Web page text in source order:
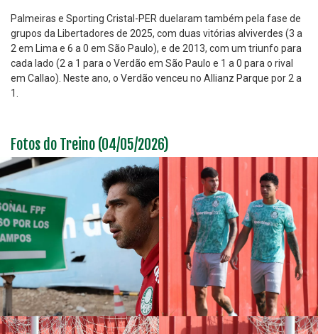
Palmeiras e Sporting Cristal-PER duelaram também pela fase de
grupos da Libertadores de 2025, com duas vitórias alviverdes (3 a
2 em Lima e 6 a 0 em São Paulo), e de 2013, com um triunfo para
cada lado (2 a 1 para o Verdão em São Paulo e 1 a 0 para o rival
em Callao). Neste ano, o Verdão venceu no Allianz Parque por 2 a
1.
Fotos do Treino (04/05/2026)